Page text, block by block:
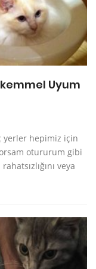
Uyum
yerler hepimiz için
otururum gibi
veya